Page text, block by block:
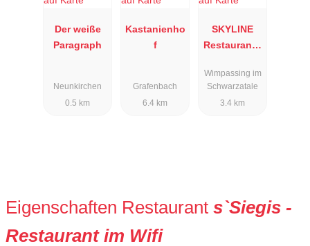
Der weiße
Paragraph
Neunkirchen
0.5 km
Kastanienho
f
Grafenbach
6.4 km
SKYLINE
Restaurant -
Wimpassing im
Schwarzatale
3.4 km
Eigenschaften Restaurant s`Siegis -
Restaurant im Wifi